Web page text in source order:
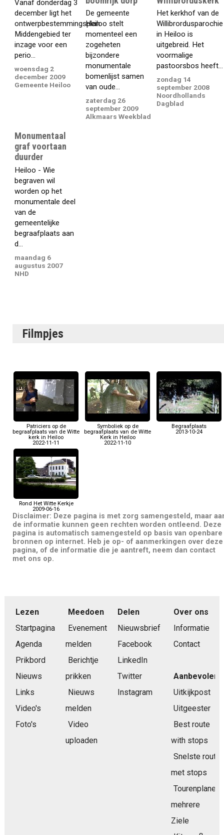
Vanaf donderdag 3
december ligt het
ontwerpbestemmingsplan
Middengebied ter
inzage voor een
perio...
woensdag 2
december 2009
Gemeente Heiloo
De gemeente
Heiloo stelt
momenteel een
zogeheten
bijzondere
monumentale
bomenlijst samen
van oude...
zaterdag 26
september 2009
Alkmaars Weekblad
Het kerkhof van de
Willibrordusparochie
in Heiloo is
uitgebreid. Het
voormalige
pastoorsbos heeft...
zondag 14
september 2008
Noordhollands
Dagblad
Monumentaal
graf voortaan
duurder
Heiloo - Wie
begraven wil
worden op het
monumentale deel
van de
gemeentelijke
begraafplaats aan
d...
maandag 6
augustus 2007
NHD
Filmpjes
Patriciers op de
begraafplaats van de Witte
kerk in Heiloo
2022-11-11
Symboliek op de
begraafplaats van de Witte
Kerk in Heiloo
2022-11-10
Begraafplaats
2013-10-24
Rond Het Witte Kerkje
2009-06-16
Disclaimer: Deze pagina is met zorg samengesteld, maar
de informatie kunnen geen rechten worden ontleend. Deze
pagina is automatisch samengesteld op basis van openbare
bronnen op internet. Heb je op- of aanmerkingen over deze
pagina, of de informatie die je aantreft, neem dan contact
met ons op.
Lezen
Startpagina
Agenda
Prikbord
Nieuws
Links
Video's
Foto's
Meedoen
Evenement
melden
Berichtje
prikken
Nieuws
melden
Video
uploaden
Delen
Nieuwsbrief
Facebook
LinkedIn
Twitter
Instagram
Over ons
Informatie
Contact
Aanbevolen
Uitkijkpost
Uitgeester
Best route
with stops
Snelste route
met stops
Tourenplaner
mehrere
Ziele